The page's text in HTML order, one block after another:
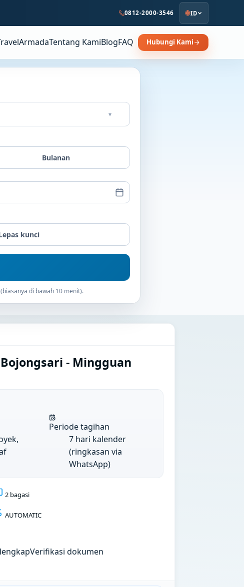
0812-2000-3546 ID
ArmadaTentang KamiBlogFAQ Hubungi Kami
▾
Bulanan
kunci
di bawah 10 menit).
- Mingguan
Periode tagihan
7 hari kalender
(ringkasan via
WhatsApp)
2 bagasi
AUTOMATIC
Verifikasi dokumen